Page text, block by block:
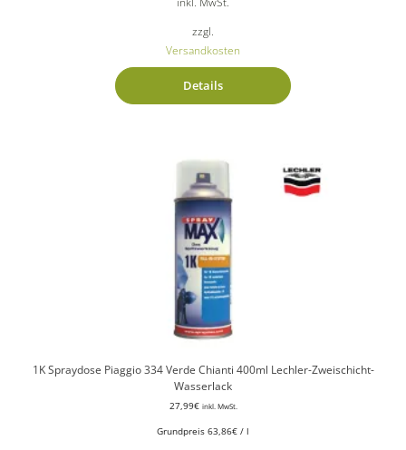
zzgl.
Versandkosten
Details
1K Spraydose Piaggio 334 Verde Chianti 400ml Lechler-Zweischicht-
Wasserlack
27,99€ inkl. MwSt.
Grundpreis 63,86€ / l